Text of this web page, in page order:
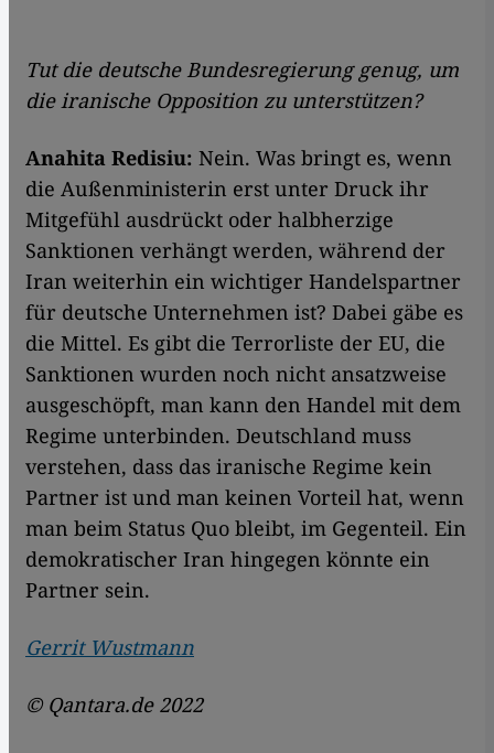
Tut die deutsche Bundesregierung genug, um
die iranische Opposition zu unterstützen?
Anahita Redisiu: Nein. Was bringt es, wenn
die Außenministerin erst unter Druck ihr
Mitgefühl ausdrückt oder halbherzige
Sanktionen verhängt werden, während der
Iran weiterhin ein wichtiger Handelspartner
für deutsche Unternehmen ist? Dabei gäbe es
die Mittel. Es gibt die Terrorliste der EU, die
Sanktionen wurden noch nicht ansatzweise
ausgeschöpft, man kann den Handel mit dem
Regime unterbinden. Deutschland muss
verstehen, dass das iranische Regime kein
Partner ist und man keinen Vorteil hat, wenn
man beim Status Quo bleibt, im Gegenteil. Ein
demokratischer Iran hingegen könnte ein
Partner sein.
Gerrit Wustmann
© Qantara.de 2022